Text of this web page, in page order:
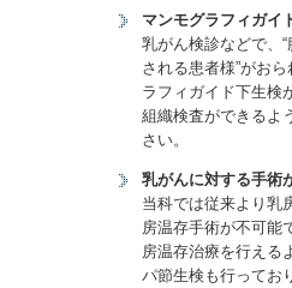
マンモグラフィガイ
乳がん検診などで、
される患者様”がお
ラフィガイド下生検
組織検査ができるよ
さい。
乳がんに対する手術
当科では従来より乳
房温存手術が不可能
房温存治療を行える
パ節生検も行ってお